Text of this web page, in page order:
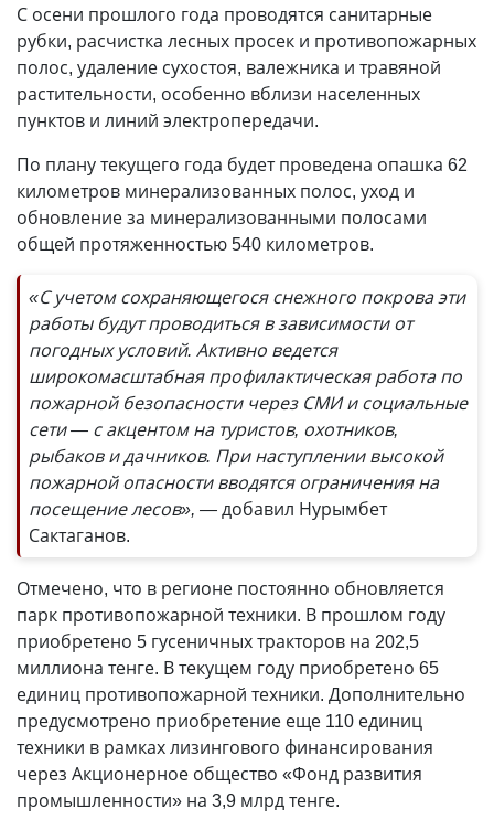
С осени прошлого года проводятся санитарные
рубки, расчистка лесных просек и противопожарных
полос, удаление сухостоя, валежника и травяной
растительности, особенно вблизи населенных
пунктов и линий электропередачи.
По плану текущего года будет проведена опашка 62
километров минерализованных полос, уход и
обновление за минерализованными полосами
общей протяженностью 540 километров.
«С учетом сохраняющегося снежного покрова эти
работы будут проводиться в зависимости от
погодных условий. Активно ведется
широкомасштабная профилактическая работа по
пожарной безопасности через СМИ и социальные
сети — с акцентом на туристов, охотников,
рыбаков и дачников. При наступлении высокой
пожарной опасности вводятся ограничения на
посещение лесов», —добавил Нурымбет
Сактаганов.
Отмечено, что в регионе постоянно обновляется
парк противопожарной техники. В прошлом году
приобретено 5 гусеничных тракторов на 202,5
миллиона тенге. В текущем году приобретено 65
единиц противопожарной техники. Дополнительно
предусмотрено приобретение еще 110 единиц
техники в рамках лизингового финансирования
через Акционерное общество «Фонд развития
промышленности» на 3,9 млрд тенге.